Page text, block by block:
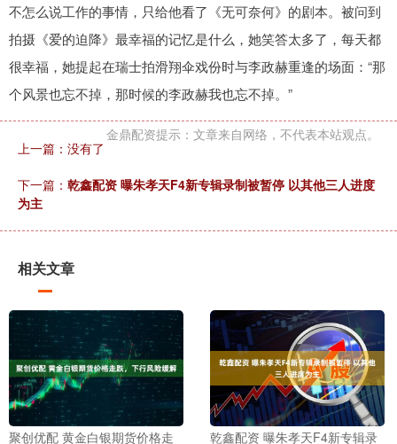
不怎么说工作的事情，只给他看了《无可奈何》的剧本。被问到
拍摄《爱的迫降》最幸福的记忆是什么，她笑答太多了，每天都
很幸福，她提起在瑞士拍滑翔伞戏份时与李政赫重逢的场面：“那
个风景也忘不掉，那时候的李政赫我也忘不掉。”
金鼎配资提示：文章来自网络，不代表本站观点。
上一篇：没有了
下一篇： 乾鑫配资 曝朱孝天F4新专辑录制被暂停 以其他三人进度
为主
相关文章
聚创优配 黄金白银期货价格走 乾鑫配资 曝朱孝天F4新专辑录